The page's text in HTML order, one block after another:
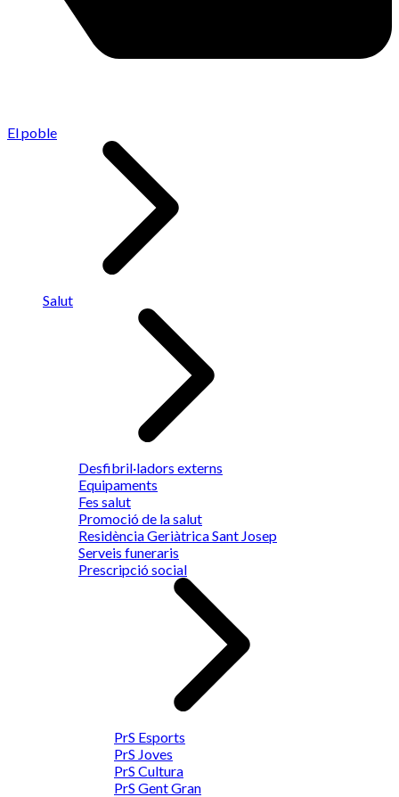
El poble
Salut
Desfibril·ladors externs
Equipaments
Fes salut
Promoció de la salut
Residència Geriàtrica Sant Josep
Serveis funeraris
Prescripció social
PrS Esports
PrS Joves
PrS Cultura
PrS Gent Gran